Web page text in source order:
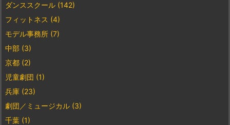
ダンススクール (142)
フィットネス (4)
モデル事務所 (7)
中部 (3)
京都 (2)
児童劇団 (1)
兵庫 (23)
劇団／ミュージカル (3)
千葉 (1)